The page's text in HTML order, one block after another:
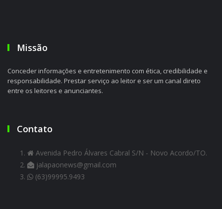
Missão
Conceder informações e entretenimento com ética, credibilidade e
responsabilidade. Prestar serviço ao leitor e ser um canal direto
entre os leitores e anunciantes.
Contato
Avenida Pedro Álvares Cabral S/N - Novo Acordo/TO.
jalapaonews@gmail.com
(63)99995.9493